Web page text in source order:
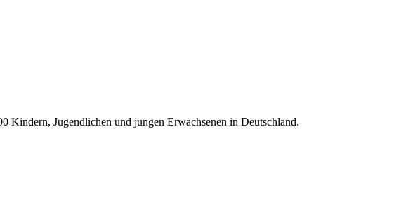
Kindern, Jugendlichen und jungen Erwachsenen in Deutschland.